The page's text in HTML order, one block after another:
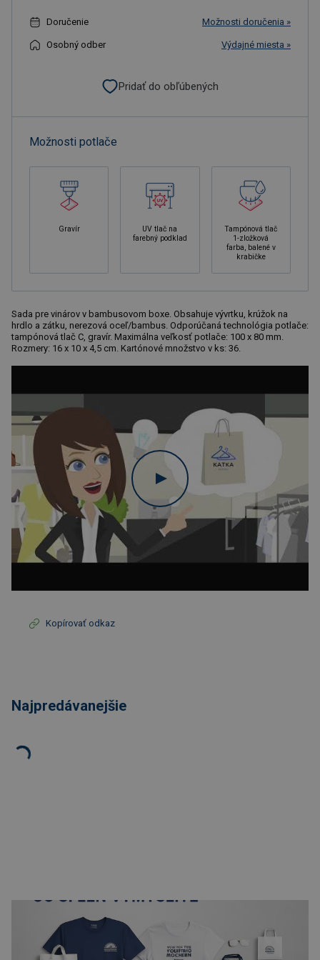
Doručenie Možnosti doručenia »
Osobný odber Výdajné miesta »
Pridať do obľúbených
Možnosti potlače
Gravír
UV tlač na
farebný podklad
Tampónová tlač
1-zložková
farba, balené v
krabičke
Sada pre vinárov v bambusovom boxe. Obsahuje vývrtku, krúžok na
hrdlo a zátku, nerezová oceľ/bambus. Odporúčaná technológia potlače:
tampónová tlač C, gravír. Maximálna veľkosť potlače: 100 x 80 mm.
Rozmery: 16 x 10 x 4,5 cm. Kartónové množstvo v ks: 36.
Kopírovať odkaz
Najpredávanejšie